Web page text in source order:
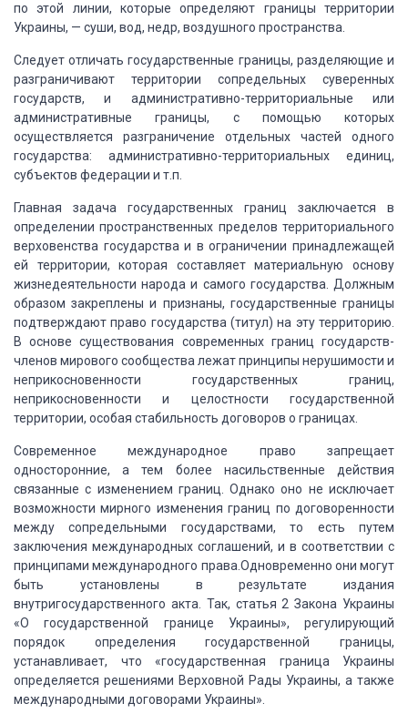
по этой линии, которые определяют границы территории
Украины, — суши, вод, недр, воздушного пространства.
Следует отличать государственные границы, разделяющие и
разграничивают территории сопредельных суверенных
государств, и административно-территориальные или
административные границы, с помощью которых
осуществляется разграничение отдельных частей одного
государства: административно-территориальных единиц,
субъектов федерации и т.п.
Главная задача государственных границ заключается в
определении пространственных пределов территориального
верховенства государства и в ограничении принадлежащей
ей территории, которая составляет материальную основу
жизнедеятельности народа и самого государства.
Должным
образом закреплены и признаны, государственные границы
подтверждают право государства (титул) на эту территорию.
В основе существования современных границ государств-
членов мирового сообщества лежат принципы нерушимости и
неприкосновенности государственных границ,
неприкосновенности и целостности государственной
территории, особая стабильность договоров о границах.
Современное международное право запрещает
односторонние, а тем более насильственные действия
связанные с изменением границ.
Однако оно не исключает
возможности мирного изменения границ по договоренности
между сопредельными государствами, то есть путем
заключения международных соглашений, и в соответствии с
принципами международного права.Одновременно они могут
быть установлены в результате издания
внутригосударственного акта.
Так, статья 2 Закона Украины
«О государственной границе Украины», регулирующий
порядок определения государственной границы,
устанавливает, что «государственная граница Украины
определяется решениями Верховной Рады Украины, а также
международными договорами Украины».